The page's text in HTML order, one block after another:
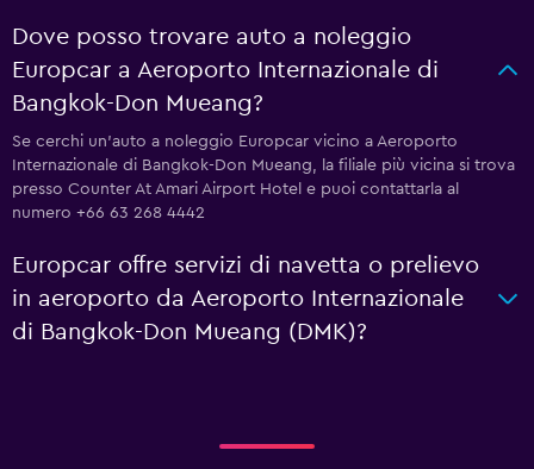
Dove posso trovare auto a noleggio
Europcar a Aeroporto Internazionale di
Bangkok-Don Mueang?
Se cerchi un'auto a noleggio Europcar vicino a Aeroporto
Internazionale di Bangkok-Don Mueang, la filiale più vicina si trova
presso Counter At Amari Airport Hotel e puoi contattarla al
numero +66 63 268 4442
Europcar offre servizi di navetta o prelievo
in aeroporto da Aeroporto Internazionale
di Bangkok-Don Mueang (DMK)?